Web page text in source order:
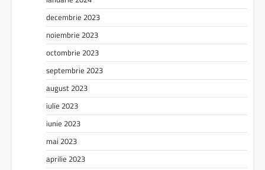
decembrie 2023
noiembrie 2023
octombrie 2023
septembrie 2023
august 2023
iulie 2023
iunie 2023
mai 2023
aprilie 2023